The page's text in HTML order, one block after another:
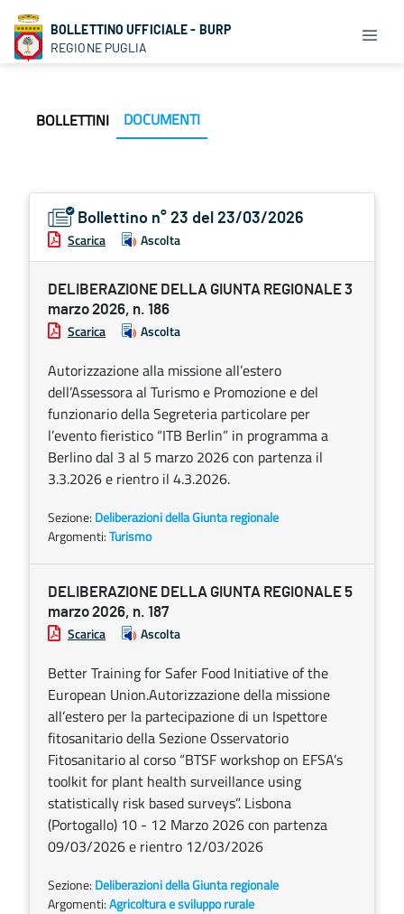
BOLLETTINO UFFICIALE - BURP
REGIONE PUGLIA
BOLLETTINI DOCUMENTI
Bollettino n° 23 del 23/03/2026
Scarica Ascolta
DELIBERAZIONE DELLA GIUNTA REGIONALE 3
marzo 2026, n. 186
Scarica Ascolta
Autorizzazione alla missione all’estero
dell’Assessora al Turismo e Promozione e del
funzionario della Segreteria particolare per
l’evento fieristico “ITB Berlin” in programma a
Berlino dal 3 al 5 marzo 2026 con partenza il
3.3.2026 e rientro il 4.3.2026.
Sezione: Deliberazioni della Giunta regionale
Argomenti:Turismo
DELIBERAZIONE DELLA GIUNTA REGIONALE 5
marzo 2026, n. 187
Scarica Ascolta
Better Training for Safer Food Initiative of the
European Union.Autorizzazione della missione
all’estero per la partecipazione di un Ispettore
fitosanitario della Sezione Osservatorio
Fitosanitario al corso “BTSF workshop on EFSA’s
toolkit for plant health surveillance using
statistically risk based surveys”. Lisbona
(Portogallo) 10 - 12 Marzo 2026 con partenza
09/03/2026 e rientro 12/03/2026
Sezione: Deliberazioni della Giunta regionale
Argomenti:Agricoltura e sviluppo rurale